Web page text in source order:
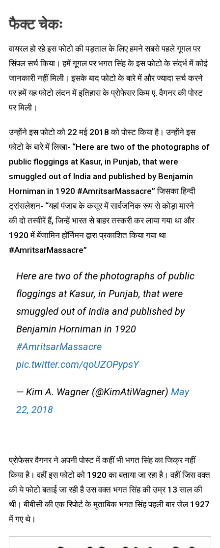
फैक्ट चेकः
वायरल हो रहे इस फोटो की पड़ताल के लिए हमने सबसे पहले गूगल पर
सिंपल सर्च किया। हमें गूगल पर भगत सिंह के इस फोटो के संदर्भ में कोई
जानकारी नहीं मिली। इसके बाद फोटो के बारे में और ज्यादा सर्च करने
पर हमें यह फोटो लंदन में इतिहास के प्रोफेसर किम ए. वैगनर की पोस्ट
पर मिली।
उन्होंने इस फोटो को 22 मई 2018 को पोस्ट किया है। उन्होंने इस
फोटो के बारे में लिखा- “Here are two of the photographs of
public floggings at Kasur, in Punjab, that were
smuggled out of India and published by Benjamin
Horniman in 1920 #AmritsarMassacre” जिसका हिन्दी
ट्रांसलेशन- “यहां पंजाब के कसूर में सार्वजनिक रूप से कोड़ा मारने
की दो तस्वीरें हैं, जिन्हें भारत से बाहर तस्करी कर लाया गया था और
1920 में बेंजामिन हॉर्निमन द्वारा प्रकाशित किया गया था
#AmritsarMassacre”
Here are two of the photographs of public
floggings at Kasur, in Punjab, that were
smuggled out of India and published by
Benjamin Horniman in 1920
#AmritsarMassacre
pic.twitter.com/qoUZOPypsY
— Kim A. Wagner (@KimAtiWagner) May
22, 2018
प्रोफेसर वैगनर ने अपनी पोस्ट में कहीं भी भगत सिंह का जिक्र नहीं
किया है। वहीं इस फोटो को 1920 का बताया जा रहा है। वहीं जिस वक्त
की ये फोटो बताई जा रही है उस वक्त भगत सिंह की उम्र 13 साल की
थी। बीबीसी की एक रिपोर्ट के मुताबिक भगत सिंह पहली बार जेल 1927
में गए थे।